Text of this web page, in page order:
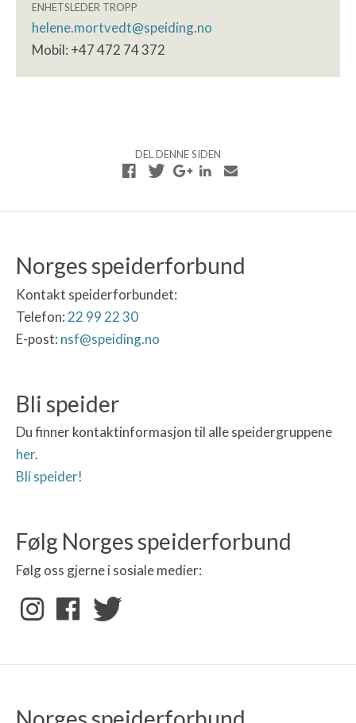
ENHETSLEDER TROPP
helene.mortvedt@speiding.no
Mobil: +47 472 74 372
DEL DENNE SIDEN
Norges speiderforbund
Kontakt speiderforbundet:
Telefon: 22 99 22 30
E-post: nsf@speiding.no
Bli speider
Du finner kontaktinformasjon til alle speidergruppene
her.
Bli speider!
Følg Norges speiderforbund
Følg oss gjerne i sosiale medier: